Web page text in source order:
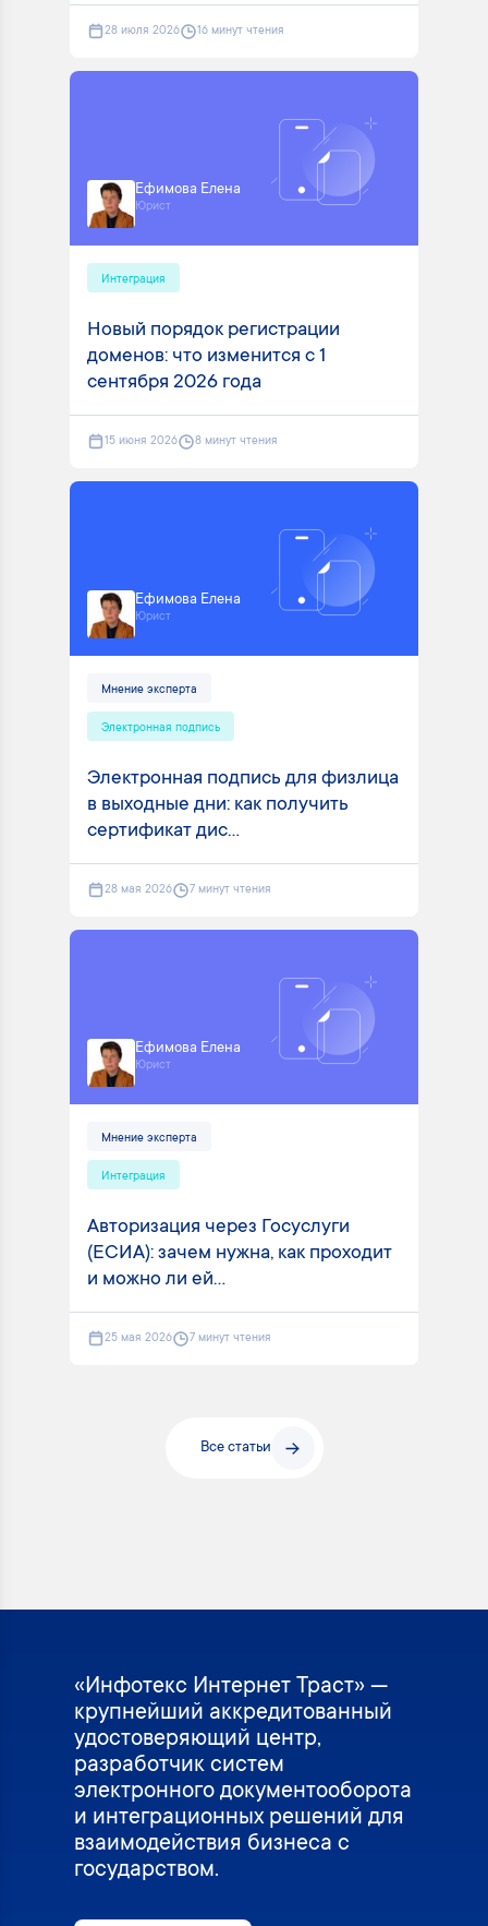
28 июля 2026 16 минут чтения
Ефимова Елена
Юрист
Интеграция
Новый порядок регистрации
доменов: что изменится с 1
сентября 2026 года
15 июня 2026 8 минут чтения
Ефимова Елена
Юрист
Мнение эксперта
Электронная подпись
Электронная подпись для физлица
в выходные дни: как получить
сертификат дис...
28 мая 2026 7 минут чтения
Ефимова Елена
Юрист
Мнение эксперта
Интеграция
Авторизация через Госуслуги
(ЕСИА): зачем нужна, как проходит
и можно ли ей...
25 мая 2026 7 минут чтения
Все статьи
«Инфотекс Интернет Траст» —
крупнейший аккредитованный
удостоверяющий центр,
разработчик систем
электронного документооборота
и интеграционных решений для
взаимодействия бизнеса с
государством.